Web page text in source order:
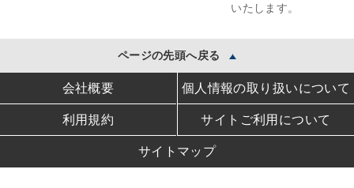
いたします。
ページの先頭へ戻る
会社概要 個人情報の取り扱いについて
利用規約 サイトご利用について
サイトマップ